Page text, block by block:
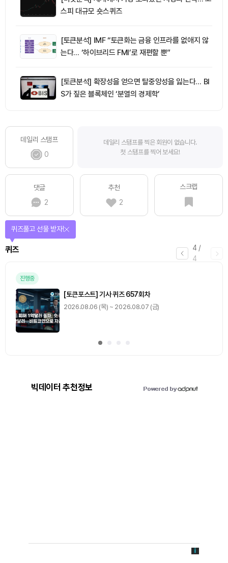
스피 대규모 숏스퀴즈
[토큰분석] IMF “토큰화는 금융 인프라를 없애지 않
는다… ‘하이브리드 FMI’로 재편할 뿐”
[토큰분석] 확장성을 얻으면 탈중앙성을 잃는다… BI
S가 짚은 블록체인 ‘분열의 경제학’
데일리 스탬프
0
데일리 스탬프를 찍은 회원이 없습니다.
첫 스탬프를 찍어 보세요!
댓글
2
추천
2
스크랩
4 /
4
퀴즈
퀴즈풀고 선물 받자!
진행중
[토큰포스트] 기사 퀴즈 657회차
2026.08.06 (목) ~ 2026.08.07 (금)
빅데이터 추천정보